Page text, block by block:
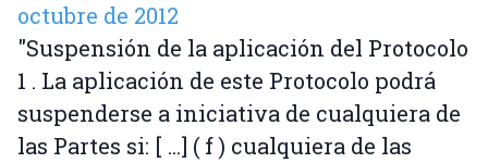
octubre de 2012
"Suspensión de la aplicación del Protocolo
1 . La aplicación de este Protocolo podrá
suspenderse a iniciativa de cualquiera de
las Partes si: [ ...] ( f ) cualquiera de las